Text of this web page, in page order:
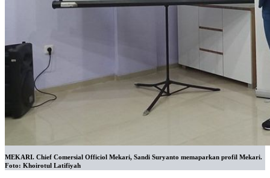
MEKARI. Chief Comersial Officiol Mekari, Sandi Suryanto memaparkan profil Mekari.
Foto: Khoirotul Latifiyah